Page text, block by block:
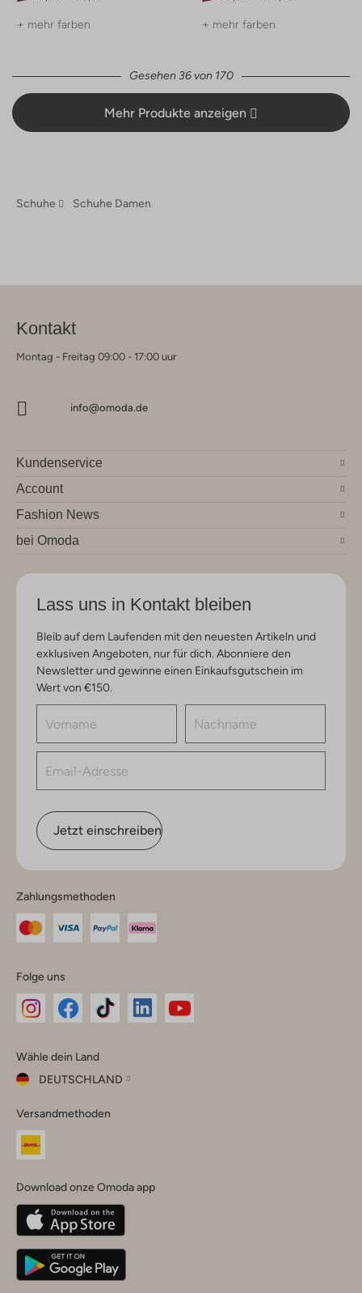
+ mehr farben + mehr farben
Gesehen 36 von 170
Mehr Produkte anzeigen
Schuhe Schuhe Damen
Kontakt
Montag - Freitag 09:00 - 17:00 uur
info@omoda.de
Kundenservice
Account
Fashion News
bei Omoda
Lass uns in Kontakt bleiben
Bleib auf dem Laufenden mit den neuesten Artikeln und
exklusiven Angeboten, nur für dich. Abonniere den
Newsletter und gewinne einen Einkaufsgutschein im
Wert von €150.
Jetzt einschreiben
Zahlungsmethoden
Folge uns
Instagram
Facebook
TikTok
Wähle dein Land
DEUTSCHLAND
dein
Land
Belgique(Français)
Deutschland
Versandmethoden
Download onze Omoda app